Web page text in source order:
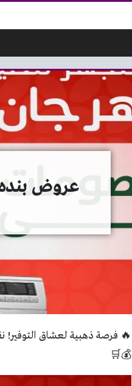
عروض بنده مصر من 25
🔥 فرصة ذهبية لعشاق التوفير!
💰🛒